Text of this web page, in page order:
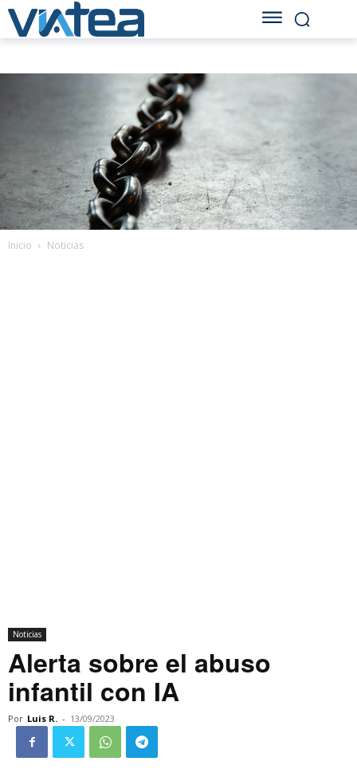
Inicio Noticias
Noticias
Alerta sobre el abuso
infantil con IA
Por Luis R. - 13/09/2023